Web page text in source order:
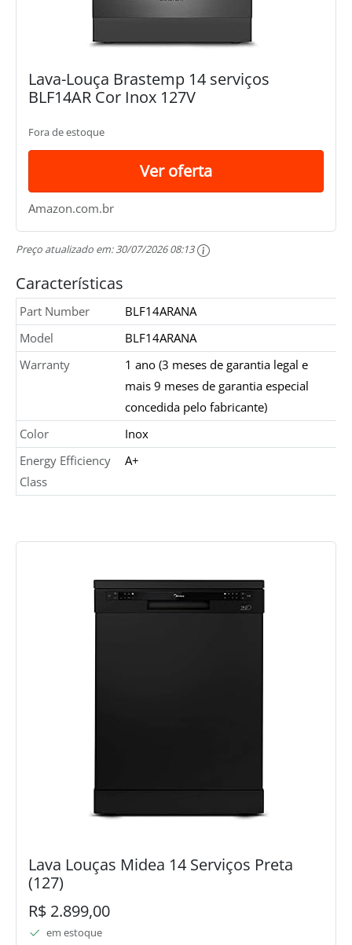
Lava-Louça Brastemp 14 serviços
BLF14AR Cor Inox 127V
Fora de estoque
Ver oferta
Amazon.com.br
Preço atualizado em:30/07/2026 08:13
Características
Part Number
BLF14ARANA
Model
BLF14ARANA
Warranty
1 ano (3 meses de garantia legal e
mais 9 meses de garantia especial
concedida pelo fabricante)
Color
Inox
Energy Efficiency
Class
A+
Lava Louças Midea 14 Serviços Preta
(127)
R$ 2.899,00
em estoque